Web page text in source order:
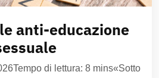
anti-educazione
di lettura: 8 mins«Sotto